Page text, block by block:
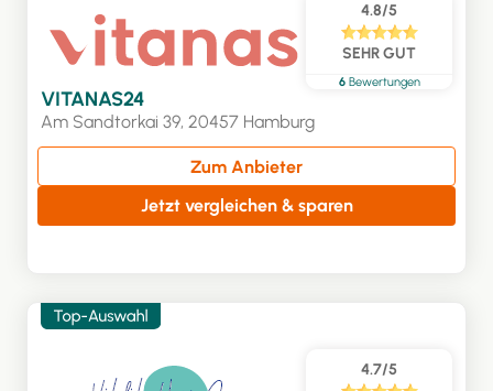
4.8/5
SEHR GUT
6 Bewertungen
VITANAS24
Am Sandtorkai 39, 20457 Hamburg
Zum Anbieter
Jetzt vergleichen & sparen
4.7/5